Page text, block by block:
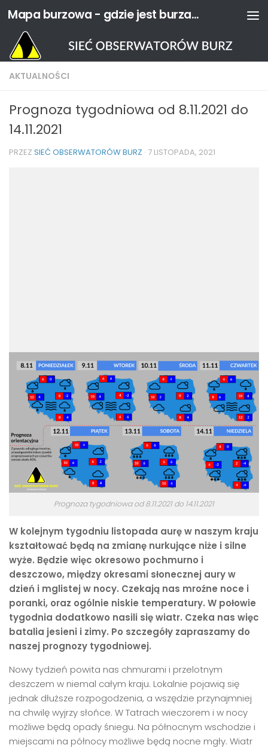
Przejdź do treści Mapa burzowa - gdzie jest burza? | Sieć Obserwatorów Burz
AKTUALNOŚCI
Prognoza tygodniowa od 8.11.2021 do
14.11.2021
PRZEZ SIEĆ OBSERWATORÓW BURZ · 7 LISTOPADA, 2021
Prognoza tygodniowa od 8.11.2021 do 14.11.2021
W kolejnym tygodniu listopada aurę w naszym kraju
kształtować będą na zmianę nurkujące niże i silne
wyże. Będzie więc okresowo pochmurno i
deszczowo, między okresami słonecznej aury w
dzień i mglistej w nocy. Czekają nas mroźne noce i
poranki, oraz ogólnie niskie temperatury. W połowie
tygodnia dodatkowo nasili się wiatr. Czeka nas więc
batalia jesieni i zimy. Po szczegóły zapraszamy do
naszej prognozy tygodniowej.
Nowy tydzień powita nas chmurami i przelotnym
deszczem w niemal całym kraju. Lokalnie pojawią się
jednak dłuższe rozpogodzenia, a wszędzie przynajmniej
na chwilę wyjrzy słońce. W Tatrach wieczorem i w nocy
możliwe będą opady śniegu. Na północnym wschodzie i
miejscami na północy możliwe będą nocne mgły. Wiatr